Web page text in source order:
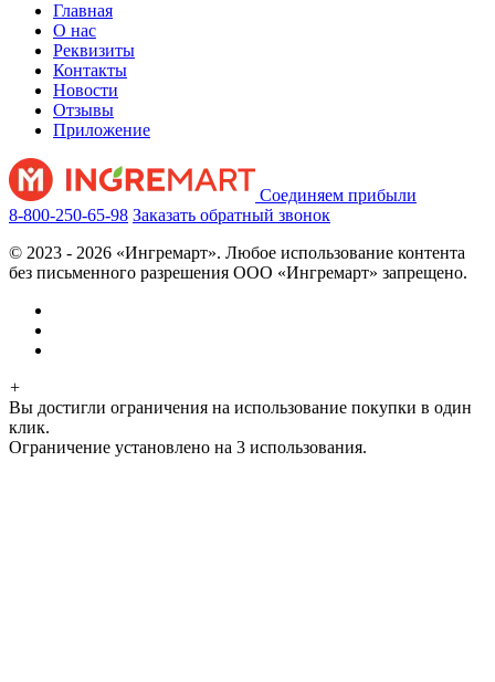
Главная
О нас
Реквизиты
Контакты
Новости
Отзывы
Приложение
Соединяем прибыли
8-800-250-65-98 Заказать обратный звонок
© 2023 - 2026 «Ингремарт». Любое использование контента
без письменного разрешения ООО «Ингремарт» запрещено.
+
Вы достигли ограничения на использование покупки в один
клик.
Ограничение установлено на 3 использования.